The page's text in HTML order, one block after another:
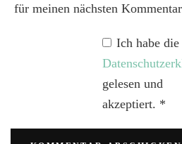
für meinen nächsten
Ich habe die
gelesen und
akzeptiert. *